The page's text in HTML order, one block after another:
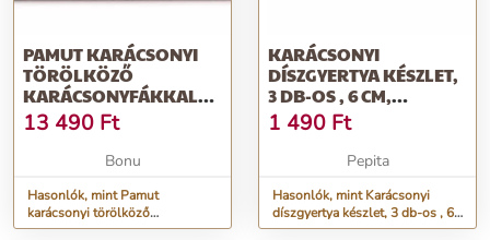
PAMUT KARÁCSONYI
TÖRÖLKÖZŐ
KARÁCSONYFÁKKAL
PIROS SZÉLESSÉG: 70
CM | HOSSZ: 140 CM
13 490 Ft
Bonu
Hasonlók, mint Pamut
karácsonyi törölköző
karácsonyfákkal piros
KARÁCSONYI
DÍSZGYERTYA KÉSZLET,
3 DB-OS , 6 CM,
KARÁCSONYFÁK
1 490 Ft
Pepita
Hasonlók, mint Karácsonyi
díszgyertya készlet, 3 db-os , 6
cm, karácsonyfák